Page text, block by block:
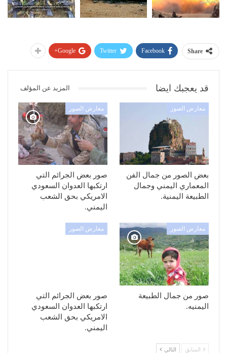
Share
Facebook
Twitter
Google+
قد يعجبك ايضا المزيد عن المؤلف
معارض الصور
بعض الصور من جمال الفن
المعماري اليمني وجمال
الطبيعة اليمنية.
معارض الصور
صور بعض الجرائم التي
ارتكبها العدوان السعودي
الامريكي بحق الشعب
اليمني.
معارض الصور
صور من جمال الطبيعة
اليمنيه.
معارض الصور
صور بعض الجرائم التي
ارتكبها العدوان السعودي
الامريكي بحق الشعب
اليمني.
السابق التالي